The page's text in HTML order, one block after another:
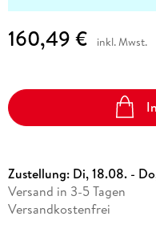
160,49 € inkl. Mwst.
Zustellung: Di, 18.08. -
Versand in 3-5 Tagen
Versandkostenfrei